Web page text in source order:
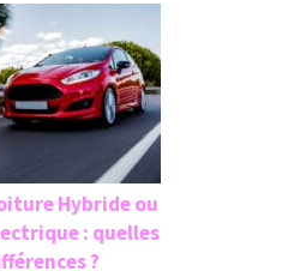
Hybride ou
: quelles
?